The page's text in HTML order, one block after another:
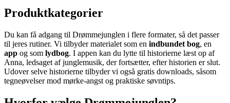
Produktkategorier
Du kan få adgang til Drømmejunglen i flere formater, så det passer
til jeres rutiner. Vi tilbyder materialet som en indbundet bog, en
app og som lydbog. I appen kan du lytte til historierne læst op af
Anna, ledsaget af junglemusik, der fortsætter, efter historien er slut.
Udover selve historierne tilbyder vi også gratis downloads, såsom
tegneøvelser mod mørke-angst og praktiske søvntips.